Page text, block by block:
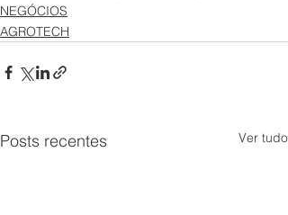
NEGÓCIOS
AGROTECH
Posts recentes Ver tudo